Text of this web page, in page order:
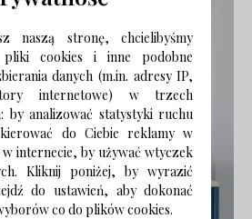
naszą stronę, chcielibyśmy
pliki cookies i inne podobne
danych (m.in. adresy IP,
internetowe) w trzech
by analizować statystyki ruchu
do Ciebie reklamy w
w internecie, by używać wtyczek
Kliknij poniżej, by wyrazić
do ustawień, aby dokonać
co do plików cookies.